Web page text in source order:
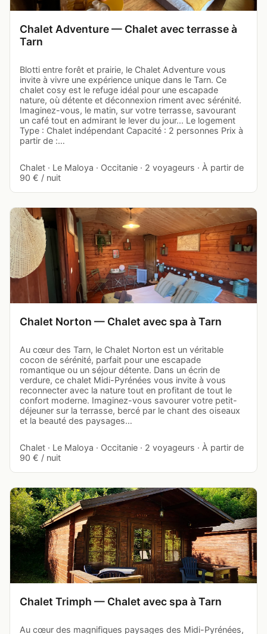
Chalet Adventure — Chalet avec terrasse à
Tarn
Blotti entre forêt et prairie, le Chalet Adventure vous
invite à vivre une expérience unique dans le Tarn. Ce
chalet cosy est le refuge idéal pour une escapade
nature, où détente et déconnexion riment avec sérénité.
Imaginez-vous, le matin, sur votre terrasse, savourant
un café tout en admirant le lever du jour... Le logement
Type : Chalet indépendant Capacité : 2 personnes Prix à
partir de :…
Chalet · Le Maloya · Occitanie · 2 voyageurs · À partir de
90 € / nuit
Chalet Norton — Chalet avec spa à Tarn
Au cœur des Tarn, le Chalet Norton est un véritable
cocon de sérénité, parfait pour une escapade
romantique ou un séjour détente. Dans un écrin de
verdure, ce chalet Midi-Pyrénées vous invite à vous
reconnecter avec la nature tout en profitant de tout le
confort moderne. Imaginez-vous savourer votre petit-
déjeuner sur la terrasse, bercé par le chant des oiseaux
et la beauté des paysages…
Chalet · Le Maloya · Occitanie · 2 voyageurs · À partir de
90 € / nuit
Chalet Trimph — Chalet avec spa à Tarn
Au cœur des magnifiques paysages des Midi-Pyrénées,